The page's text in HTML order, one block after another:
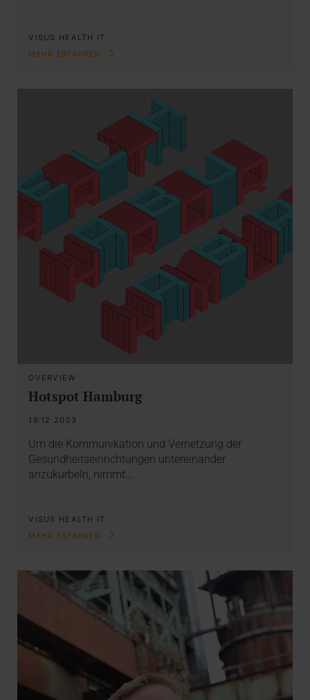
VISUS HEALTH IT
MEHR ERFAHREN
OVERVIEW
Hotspot Hamburg
19.12.2023
Um die Kommunikation und Vernetzung der
Gesundheitseinrichtungen untereinander
anzukurbeln, nimmt…
VISUS HEALTH IT
MEHR ERFAHREN